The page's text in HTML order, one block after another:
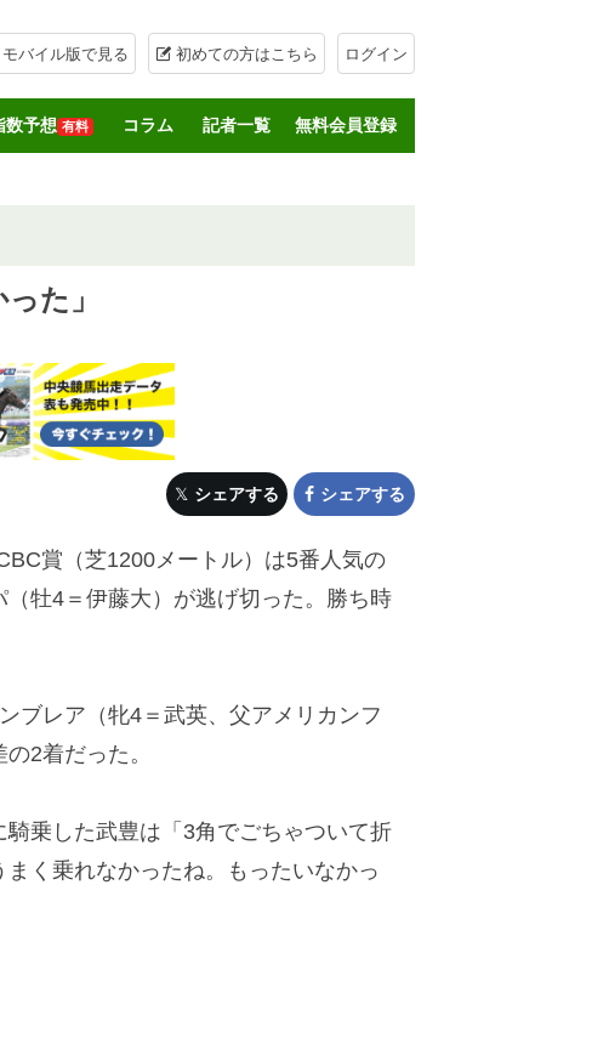
モバイル版で見る 初めての方はこちら ログイン
数予想 有料 コラム 記者一覧 無料会員登録
た」
シェアする シェアする
賞（芝1200メートル）は5番人気の
（牡4＝伊藤大）が逃げ切った。勝ち時
ブレア（牝4＝武英、父アメリカンフ
2着だった。
乗した武豊は「3角でごちゃついて折
まく乗れなかったね。もったいなかっ